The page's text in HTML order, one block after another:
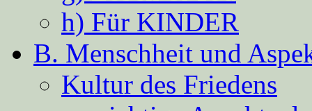
h) Für KINDER
B. Menschheit und
Kultur des Friedens